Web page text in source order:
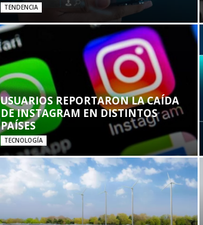
TENDENCIA
USUARIOS REPORTARON LA CAÍDA
DE INSTAGRAM EN DISTINTOS
PAÍSES
TECNOLOGÍA